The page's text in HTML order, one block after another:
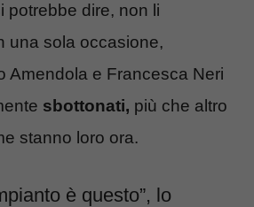
potrebbe dire, non li
una sola occasione,
Amendola e Francesca Neri
sbottonati, più che altro
stanno loro ora.
è questo”, lo